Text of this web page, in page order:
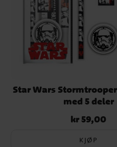
Star Wars
med 5 deler
Pris :kr 59,00
kr 59,00
KJØP